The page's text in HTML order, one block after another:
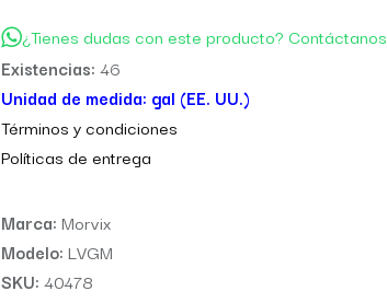
¿Tienes dudas con este producto? Contáctanos
Existencias: 46
Unidad de medida: gal (EE. UU.)
Términos y condiciones
Políticas de entrega
Marca: Morvix
Modelo: LVGM
SKU: 40478